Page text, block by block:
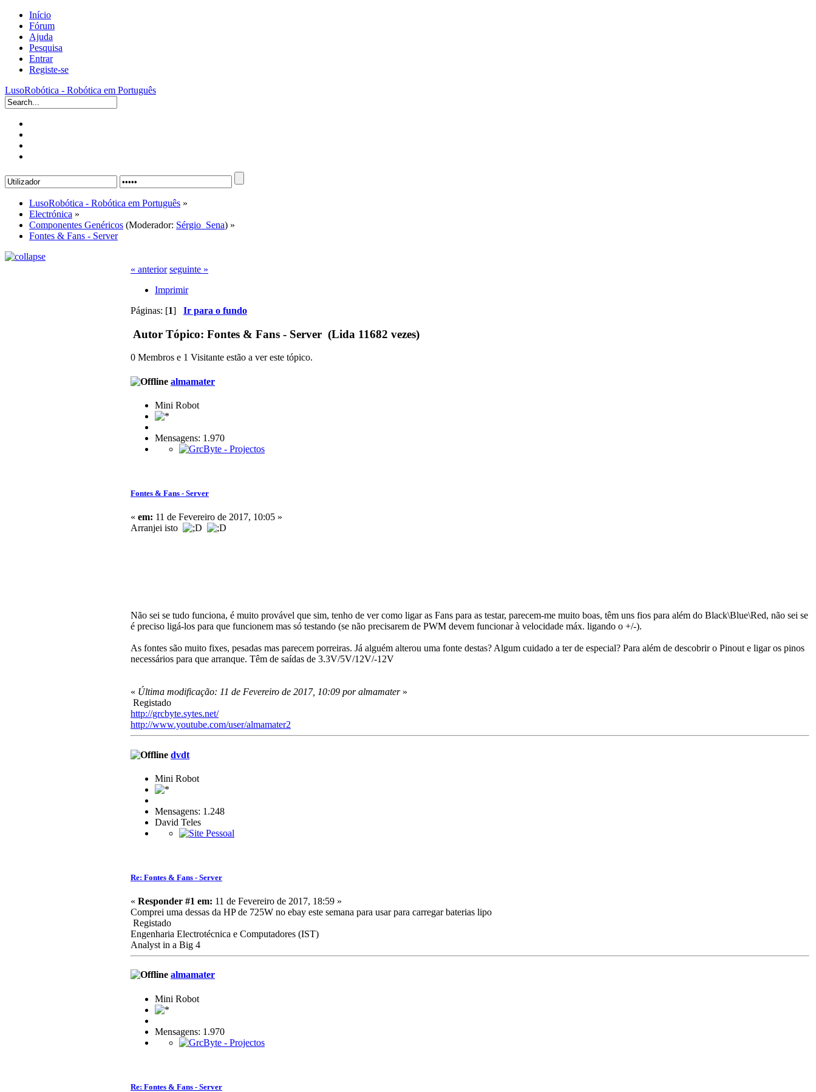
Início
Fórum
Ajuda
Pesquisa
Entrar
Registe-se
LusoRobótica - Robótica em Português
LusoRobótica - Robótica em Português »
Electrónica »
Componentes Genéricos (Moderador: Sérgio_Sena) »
Fontes & Fans - Server
« anterior seguinte »
Imprimir
Páginas: [1] Ir para o fundo
Autor Tópico: Fontes & Fans - Server (Lida 11682 vezes)
0 Membros e 1 Visitante estão a ver este tópico.
almamater
Mini Robot
Mensagens: 1.970
Fontes & Fans - Server
« em: 11 de Fevereiro de 2017, 10:05 »
Arranjei isto
Não sei se tudo funciona, é muito provável que sim, tenho de ver como ligar as Fans para as testar, parecem-me muito boas, têm uns fios para além do Black\Blue\Red, não sei se
é preciso ligá-los para que funcionem mas só testando (se não precisarem de PWM devem funcionar à velocidade máx. ligando o +/-).
As fontes são muito fixes, pesadas mas parecem porreiras. Já alguém alterou uma fonte destas? Algum cuidado a ter de especial? Para além de descobrir o Pinout e ligar os pinos
necessários para que arranque. Têm de saídas de 3.3V/5V/12V/-12V
« Última modificação: 11 de Fevereiro de 2017, 10:09 por almamater»
Registado
http://grcbyte.sytes.net/
http://www.youtube.com/user/almamater2
dvdt
Mini Robot
Mensagens: 1.248
David Teles
Re: Fontes & Fans - Server
« Responder #1 em: 11 de Fevereiro de 2017, 18:59 »
Comprei uma dessas da HP de 725W no ebay este semana para usar para carregar baterias lipo
Registado
Engenharia Electrotécnica e Computadores (IST)
Analyst in a Big 4
almamater
Mini Robot
Mensagens: 1.970
Re: Fontes & Fans - Server